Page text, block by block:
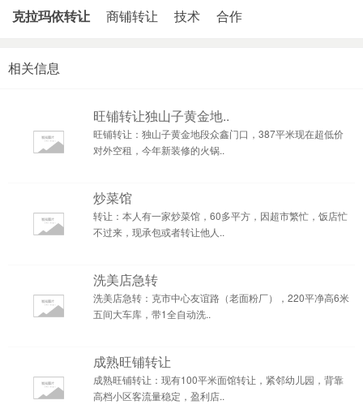
克拉玛依转让 商铺转让 技术 合作
相关信息
旺铺转让独山子黄金地..
旺铺转让：独山子黄金地段众鑫门口，387平米现在超低价
对外空租，今年新装修的火锅..
炒菜馆
转让：本人有一家炒菜馆，60多平方，因超市繁忙，饭店忙
不过来，现承包或者转让他人..
洗美店急转
洗美店急转：克市中心友谊路（老面粉厂），220平净高6米
五间大车库，带1全自动洗..
成熟旺铺转让
成熟旺铺转让：现有100平米面馆转让，紧邻幼儿园，背靠
高档小区客流量稳定，盈利店..